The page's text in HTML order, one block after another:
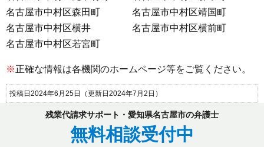
名古屋市中村区森田町
名古屋市中村区靖国町
名古屋市中村区横井
名古屋市中村区横前町
名古屋市中村区若宮町
※正確な情報は各機関のホームページ等をご覧ください。
投稿日2024年6月25日 （更新日2024年7月2日）
残業代請求サポート・愛知県名古屋市の弁護士
無料相談受付中